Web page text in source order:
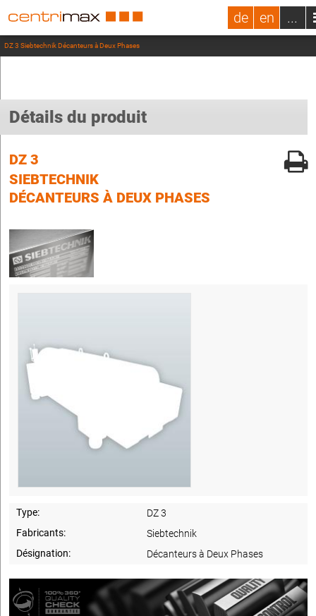
de en ...
DZ 3 Siebtechnik Décanteurs à Deux Phases
Détails du produit
DZ 3
SIEBTECHNIK
DÉCANTEURS À DEUX PHASES
Type:
DZ 3
Fabricants:
Siebtechnik
Désignation:
Décanteurs à Deux Phases